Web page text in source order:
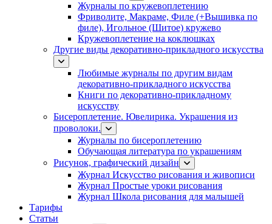
Журналы по кружевоплетению
Фриволите, Макраме, Филе (+Вышивка по
филе), Игольное (Шитое) кружево
Кружевоплетение на коклюшках
Другие виды декоративно-прикладного искусства
Любимые журналы по другим видам
декоративно-прикладного искусства
Книги по декоративно-прикладному
искусству
Бисероплетение. Ювелирика. Украшения из
проволоки.
Журналы по бисероплетению
Обучающая литература по украшениям
Рисунок, графический дизайн
Журнал Искусство рисования и живописи
Журнал Простые уроки рисования
Журнал Школа рисования для малышей
Тарифы
Статьи